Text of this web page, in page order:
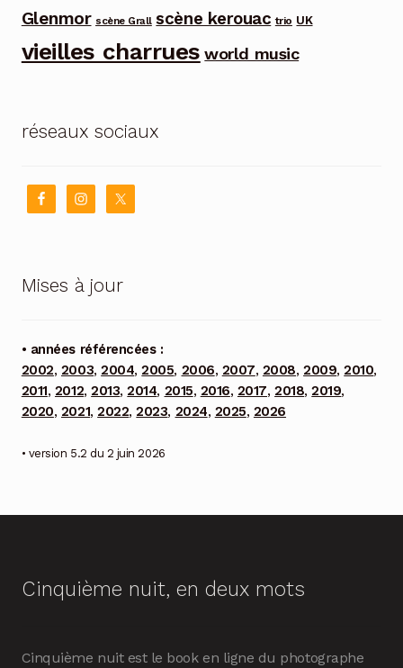
Glenmor scène Grall scène kerouac trio UK
vieilles charrues world music
réseaux sociaux
Mises à jour
• années référencées :
2002, 2003,2004,2005, 2006, 2007, 2008,2009,2010,
2011, 2012,2013,2014, 2015, 2016, 2017,2018,2019,
2020, 2021,2022,2023, 2024, 2025, 2026
• version 5.2 du 2 juin 2026
Cinquième nuit, en deux mots
Cinquième nuit est le book en ligne du photographe